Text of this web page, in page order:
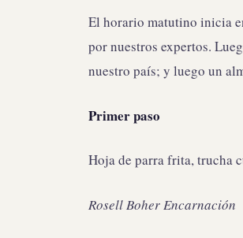
El horario matutino inicia
por nuestros expertos.
nuestro país; y luego un
Primer paso
Hoja de parra frita, trucha
Rosell Boher Encarnación